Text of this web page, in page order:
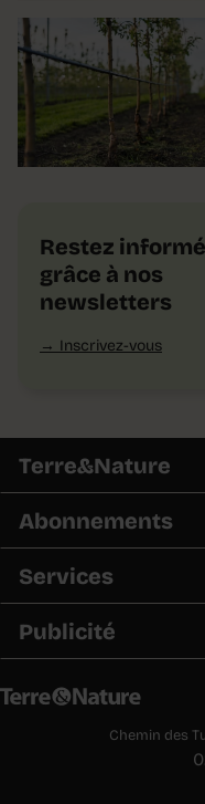
Restez
grâce à nos
newsletters
Inscrivez-vous
Terre&Nature
Abonnements
Services
Publicité
Chemin des